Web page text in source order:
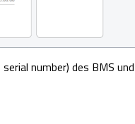
number) des BMS